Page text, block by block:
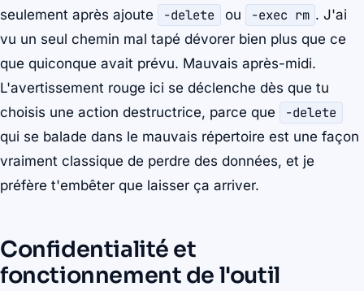
seulement après ajoute
-delete ou -exec rm . J'ai
vu un seul chemin mal tapé dévorer bien plus que ce
que quiconque avait prévu. Mauvais après-midi.
L'avertissement rouge ici se déclenche dès que tu
choisis une action destructrice, parce que
-delete
qui se balade dans le mauvais répertoire est une façon
vraiment classique de perdre des données, et je
préfère t'embêter que laisser ça arriver.
Confidentialité et
fonctionnement de l'outil